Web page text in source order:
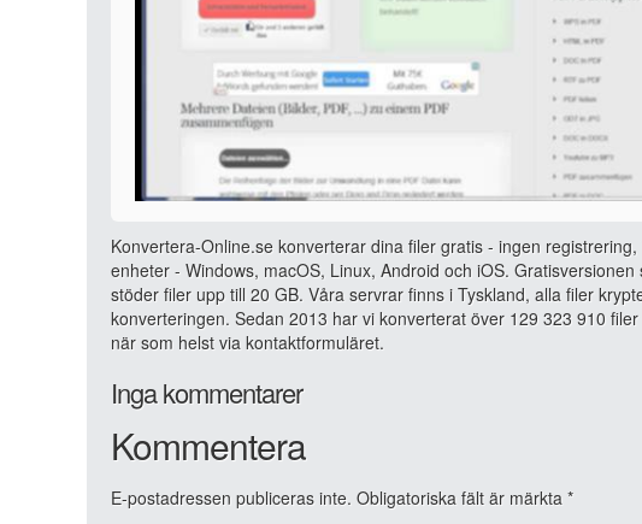
Konvertera-Online.se konverterar dina filer gratis - ingen
enheter - Windows, macOS, Linux, Android och iOS.
stöder filer upp till 20 GB. Våra servrar finns i Tyskland, alla filer
konverteringen. Sedan 2013 har vi konverterat över 129 323 910
när som helst via kontaktformuläret.
Inga kommentarer
Kommentera
E-postadressen publiceras inte. Obligatoriska fält är märkta *